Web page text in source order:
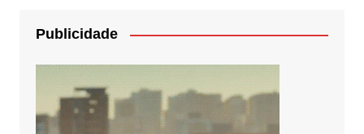
Publicidade